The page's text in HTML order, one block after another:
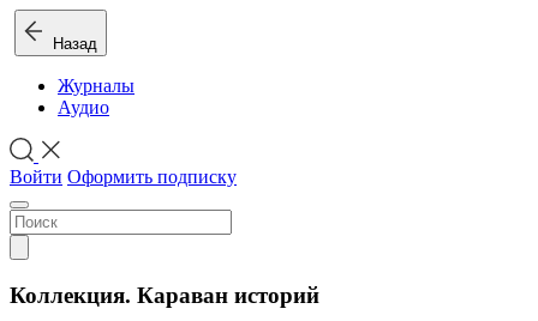
Назад
Журналы
Аудио
Войти Оформить подписку
Коллекция. Караван историй